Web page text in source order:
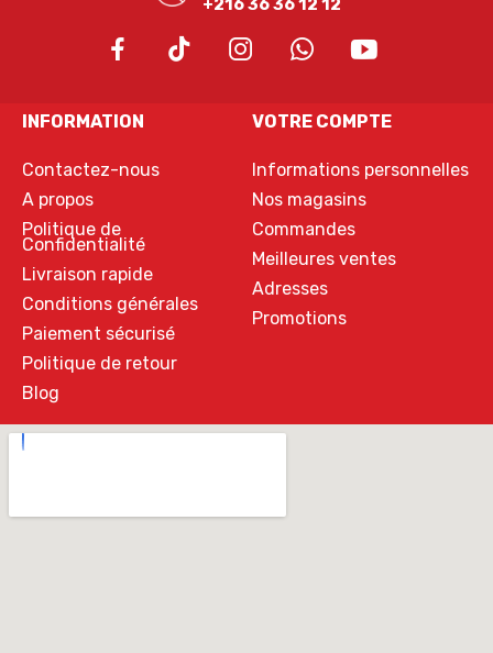
+216 36 36 12 12
INFORMATION
Contactez-nous
A propos
Politique de
Confidentialité
Livraison rapide
Conditions générales
Paiement sécurisé
Politique de retour
Blog
VOTRE COMPTE
Informations personnelles
Nos magasins
Commandes
Meilleures ventes
Adresses
Promotions